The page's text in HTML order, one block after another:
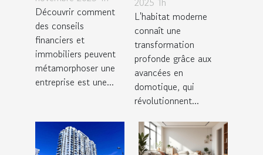
peuvent
transformer
votre
entreprise ?
Découvrir comment
des conseils
financiers et
immobiliers peuvent
métamorphoser une
entreprise est une...
transforment-
elles l'habitat
moderne ?
L'habitat moderne
connaît une
transformation
profonde grâce aux
avancées en
domotique, qui
révolutionnent...